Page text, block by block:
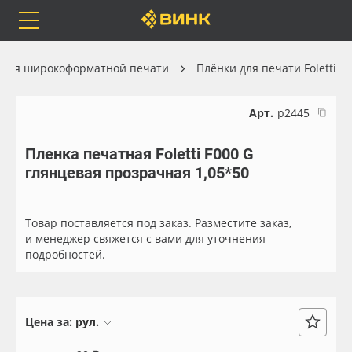
Каталог
Бренды
Оплата
Весь каталог
Самоклеящиеся плёнки
Чернила
широкоформатной печати Плёнки для печати Foletti
Арт. р2445
Пленка печатная Foletti F000 G
глянцевая прозрачная 1,05*50
Товар поставляется под заказ. Разместите заказ,
и менеджер свяжется с вами для уточнения
подробностей.
Цена за: рул.